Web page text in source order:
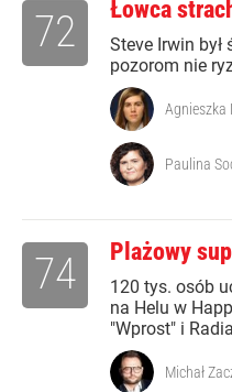
Łowca
Steve Irwin
pozorom nie
72
Agnieszka
Paulina
Plażowy
120 tys. osób
na Helu w
"Wprost" i
74
Michał